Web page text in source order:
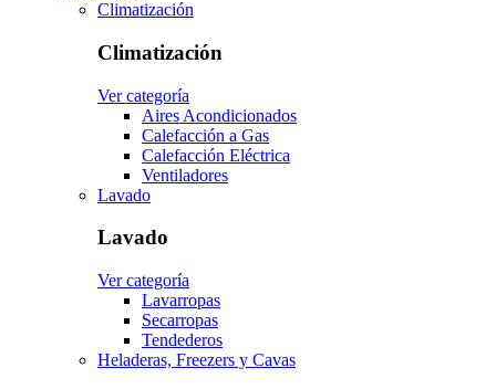
Climatización
Climatización
Ver categoría
Aires Acondicionados
Calefacción a Gas
Calefacción Eléctrica
Ventiladores
Lavado
Lavado
Ver categoría
Lavarropas
Secarropas
Tendederos
Heladeras, Freezers y Cavas